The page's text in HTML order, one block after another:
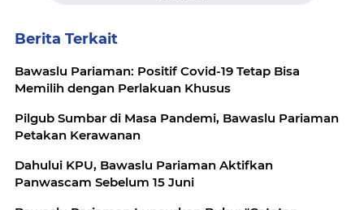
Berita Terkait
Bawaslu Pariaman: Positif Covid-19 Tetap Bisa
Memilih dengan Perlakuan Khusus
Pilgub Sumbar di Masa Pandemi, Bawaslu Pariaman
Petakan Kerawanan
Dahului KPU, Bawaslu Pariaman Aktifkan
Panwascam Sebelum 15 Juni